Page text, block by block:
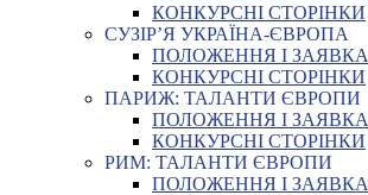
КОНКУРСНІ СТОРІНКИ
СУЗІР’Я УКРАЇНА-ЄВРОПА
ПОЛОЖЕННЯ І ЗАЯВКА
КОНКУРСНІ СТОРІНКИ
ПАРИЖ: ТАЛАНТИ ЄВРОПИ
ПОЛОЖЕННЯ І ЗАЯВКА
КОНКУРСНІ СТОРІНКИ
РИМ: ТАЛАНТИ ЄВРОПИ
ПОЛОЖЕННЯ І ЗАЯВКА